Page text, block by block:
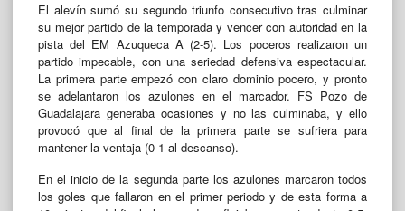
El alevín sumó su segundo triunfo consecutivo tras culminar
su mejor partido de la temporada y vencer con autoridad en la
pista del EM Azuqueca A (2-5). Los poceros realizaron un
partido impecable, con una seriedad defensiva espectacular.
La primera parte empezó con claro dominio pocero, y pronto
se adelantaron los azulones en el marcador. FS Pozo de
Guadalajara generaba ocasiones y no las culminaba, y ello
provocó que al final de la primera parte se sufriera para
mantener la ventaja (0-1 al descanso).
En el inicio de la segunda parte los azulones marcaron todos
los goles que fallaron en el primer periodo y de esta forma a